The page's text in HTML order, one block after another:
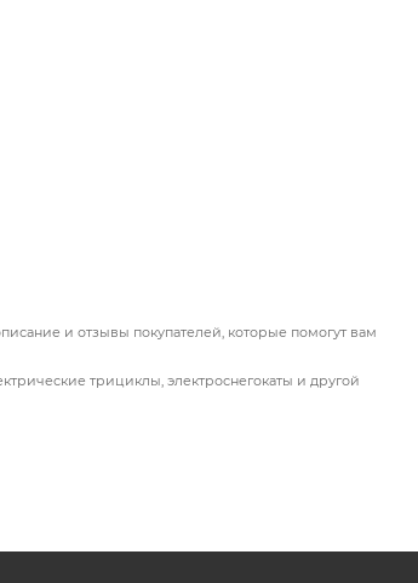
и отзывы покупателей, которые помогут вам
трициклы, электроснегокаты и другой